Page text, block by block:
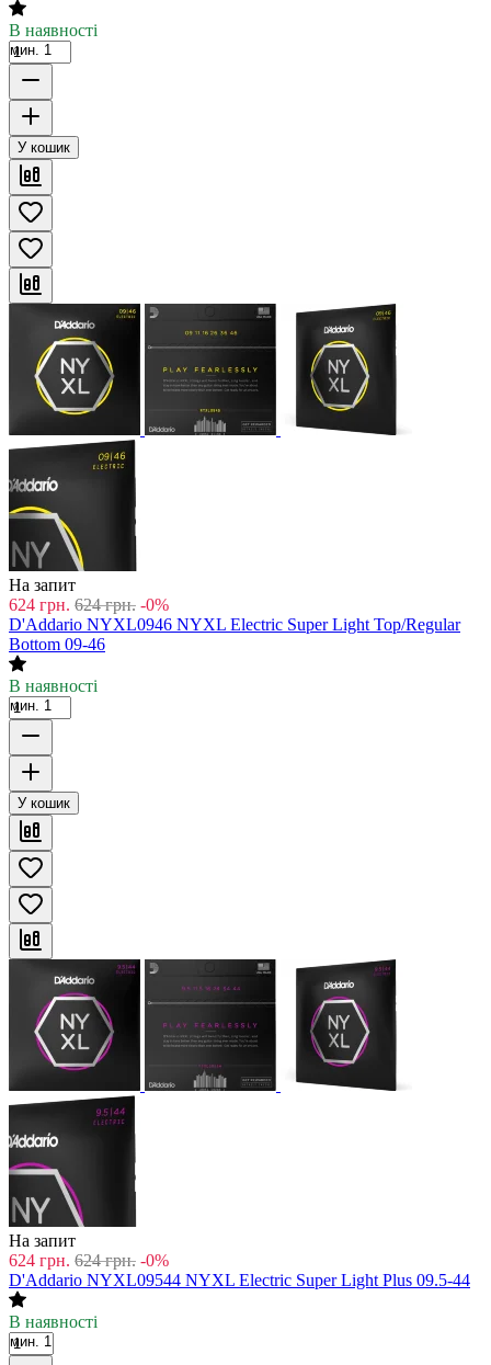
В наявності
мин. 1
У кошик
На запит
624 грн. 624 грн. -0%
D'Addario NYXL0946 NYXL Electric Super Light Top/Regular
Bottom 09-46
В наявності
мин. 1
У кошик
На запит
624 грн. 624 грн. -0%
D'Addario NYXL09544 NYXL Electric Super Light Plus 09.5-44
В наявності
мин. 1